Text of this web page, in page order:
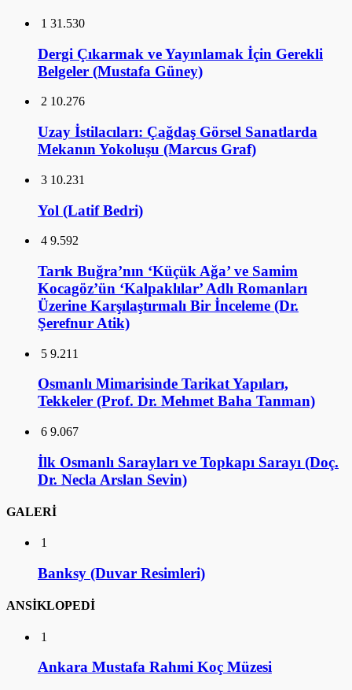
1 31.530
Dergi Çıkarmak ve Yayınlamak İçin Gerekli
Belgeler (Mustafa Güney)
2 10.276
Uzay İstilacıları: Çağdaş Görsel Sanatlarda
Mekanın Yokoluşu (Marcus Graf)
3 10.231
Yol (Latif Bedri)
4 9.592
Tarık Buğra’nın ‘Küçük Ağa’ ve Samim
Kocagöz’ün ‘Kalpaklılar’ Adlı Romanları
Üzerine Karşılaştırmalı Bir İnceleme (Dr.
Şerefnur Atik)
5 9.211
Osmanlı Mimarisinde Tarikat Yapıları,
Tekkeler (Prof. Dr. Mehmet Baha Tanman)
6 9.067
İlk Osmanlı Sarayları ve Topkapı Sarayı (Doç.
Dr. Necla Arslan Sevin)
GALERİ
1
Banksy (Duvar Resimleri)
ANSİKLOPEDİ
1
Ankara Mustafa Rahmi Koç Müzesi